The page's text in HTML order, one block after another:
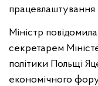
працевлаштування
Міністр
секретарем
політики Польщі
економічного